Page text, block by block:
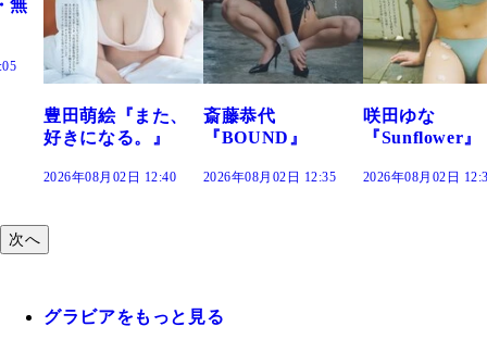
斎藤恭代
『BOUND』
2026年08月02日 12:35
咲田ゆな
『Sunflower』
2026年08月02日 12:30
藤水咲桜『花
だまり』
2026年08月02日
次へ
グラビアをもっと見る